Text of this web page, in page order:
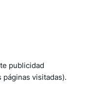
publicidad
visitadas).